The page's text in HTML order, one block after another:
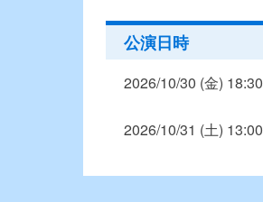
公演日時
2026/10/30 (金) 18:30
2026/10/31 (土) 13:00